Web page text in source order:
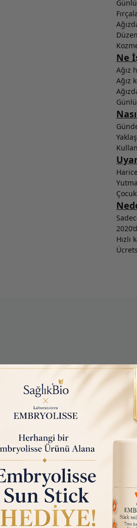
Ne
Ağız
Ağız
Hızlı
Nutraxin D3K2 (Kemik ve
Bağışıklık Desteği) Gıda
Takviyesi Sprey (207 Puf)
30ml
₺ 450.00 ₺ 145.10